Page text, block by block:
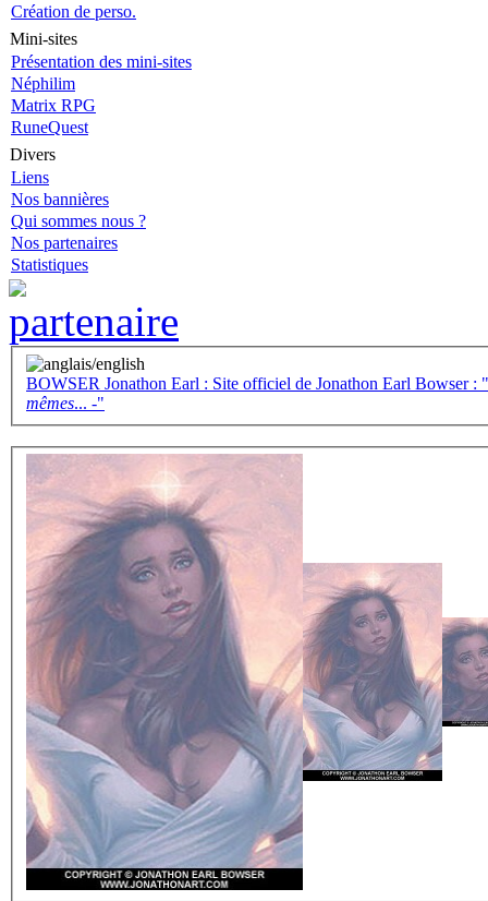
Création de perso.
Mini-sites
Présentation des mini-sites
Néphilim
Matrix RPG
RuneQuest
Divers
Liens
Nos bannières
Qui sommes nous ?
Nos partenaires
Statistiques
BOWSER Jonathon Earl : Site officiel de Jonathon Earl Bowser :
mêmes... -"